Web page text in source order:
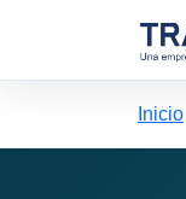
Inicio